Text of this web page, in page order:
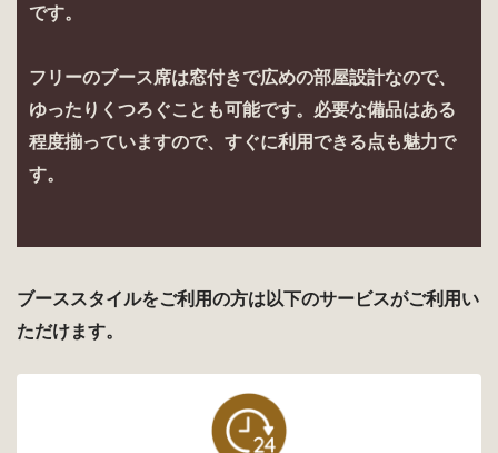
です。
フリーのブース席は窓付きで広めの部屋設計なので、
ゆったりくつろぐことも可能です。必要な備品はある
程度揃っていますので、すぐに利用できる点も魅力で
す。
ブーススタイルをご利用の方は以下のサービスがご利用い
ただけます。